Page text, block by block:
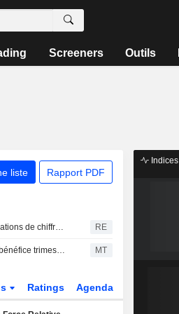
Screeners Outils
liste Rapport PDF
Roku dépasse les estimations de chiffre d'affaires trimestriel grâce à la solidité de la publicité et des abonnements RE
Warner Bros. publie un bénéfice trimestriel surprise grâce au streaming ; l'accord avec Paramount reçoit le feu vert du Royaume-Uni MT
Ratings Agenda
Indices